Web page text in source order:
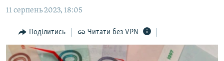
основної
навігації
Перейти
до
пошуку
БЛОГИ
ПОГЛЯД
ІНТЕРВ'Ю
11 серпень 2023, 18:05
Поділитись Читати без VPN